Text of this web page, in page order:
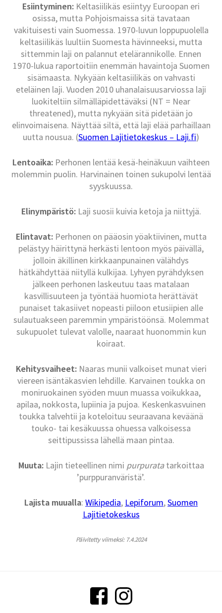
Esiintyminen: Keltasiilikäs esiintyy Euroopan eri
osissa, mutta Pohjoismaissa sitä tavataan
vakituisesti vain Suomessa. 1970-luvun loppupuolella
keltasiilikäs luultiin Suomesta hävinneeksi, mutta
sittemmin laji on palannut etelärannikolle. Ennen
1970-lukua raportoitiin enemmän havaintoja Suomen
sisämaasta. Nykyään keltasiilikäs on vahvasti
eteläinen laji. Vuoden 2010 uhanalaisuusarviossa laji
luokiteltiin silmälläpidettäväksi (NT = Near
threatened), mutta nykyään sitä pidetään jo
elinvoimaisena. Näyttää siltä, että laji elää parhaillaan
uutta nousua. (Suomen Lajitietokeskus – Laji.fi)
Lentoaika: Perhonen lentää kesä-heinäkuun vaihteen
molemmin puolin. Harvinainen toinen sukupolvi lentää
syyskuussa.
Elinympäristö:Laji suosii kuivia ketoja ja niittyjä.
Elintavat:Perhonen on pääosin yöaktiivinen, mutta
pelästyy häirittynä herkästi lentoon myös päivällä,
jolloin äkillinen kirkkaanpunainen välähdys
hätkähdyttää niityllä kulkijaa. Lyhyen pyrähdyksen
jälkeen perhonen laskeutuu taas matalaan
kasvillisuuteen ja työntää huomiota herättävät
punaiset takasiivet nopeasti piiloon etusiipien alle
sulautuakseen paremmin ympäristöönsä. Molemmat
sukupuolet tulevat valolle, naaraat huonommin kun
koiraat.
Kehitysvaiheet:Naaras munii valkoiset munat vieri
viereen isäntäkasvien lehdille. Karvainen toukka on
moniruokainen syöden muun muassa voikukkaa,
apilaa, nokkosta, lupiinia ja pujoa. Keskenkasvuinen
toukka talvehtii ja koteloituu seuraavana keväänä
touko- tai kesäkuussa ohuessa valkoisessa
seittipussissa lähellä maan pintaa.
Muuta:Lajin tieteellinen nimi purpuratatarkoittaa
’purppuranväristä’.
Lajista muualla: Wikipedia, Lepiforum,Suomen
Lajitietokeskus
Päivitetty viimeksi: 7.4.2024